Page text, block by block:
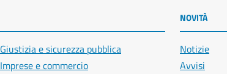
Giustizia e sicurezza pubblica
Imprese e commercio
NOVITÀ
Notizie
Avvisi